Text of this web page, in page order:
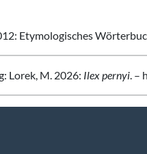
Etymologisches
Lorek, M. 2026: Ilex pernyi. –